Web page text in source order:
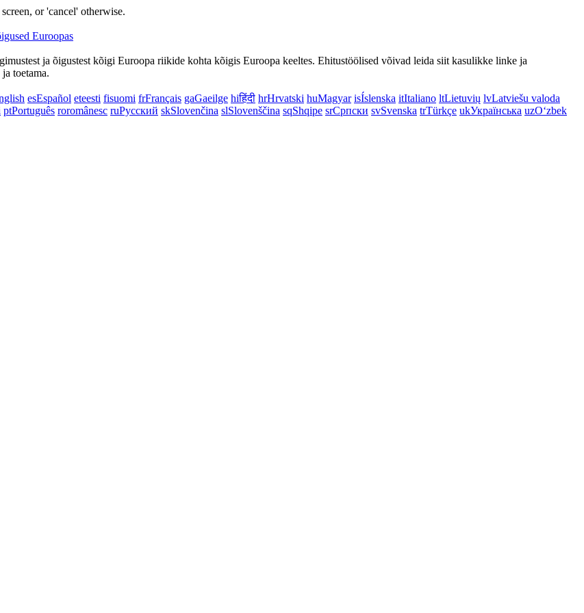
or 'cancel' otherwise.
ja õigustest kõigi Euroopa riikide kohta kõigis Euroopa keeltes. Ehitustöölised võivad leida siit kasulikke linke ja
toetama.
esEspañol eteesti fisuomi frFrançais gaGaeilge hiहिंदी hrHrvatski huMagyar isÍslenska itItaliano ltLietuvių lvLatviešu valoda
ptPortuguês roromânesc ruРусский skSlovenčina slSlovenščina sqShqipe srСрпски svSvenska trTürkçe ukУкраїнська uzOʻzbek